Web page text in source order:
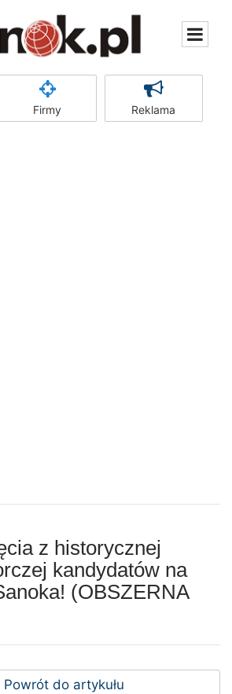
Firmy Reklama
z historycznej
kandydatów na
(OBSZERNA
Powrót do artykułu